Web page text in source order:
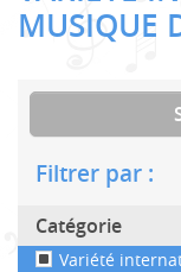
MUSIQUE
Filtrer par :
Catégorie
Variété